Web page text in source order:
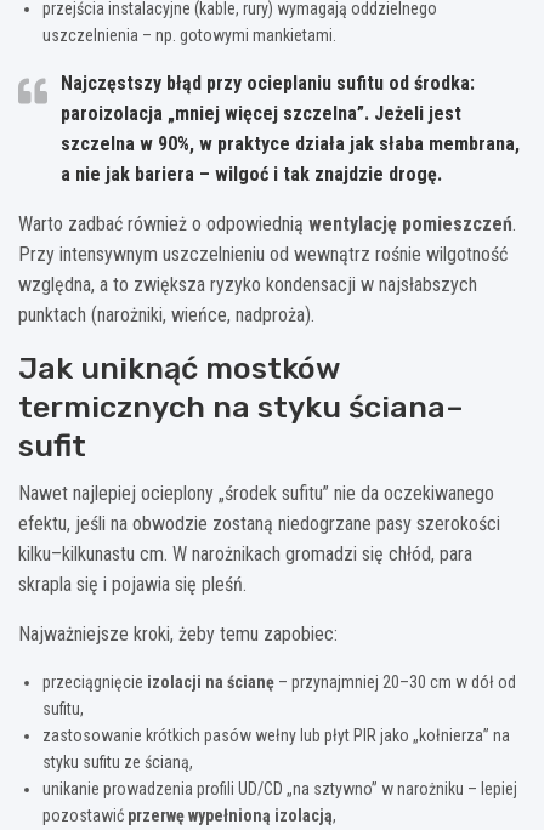
przejścia instalacyjne (kable, rury) wymagają oddzielnego
uszczelnienia – np. gotowymi mankietami.
Najczęstszy błąd przy ocieplaniu sufitu od środka:
paroizolacja „mniej więcej szczelna”. Jeżeli jest
szczelna w 90%, w praktyce działa jak słaba membrana,
a nie jak bariera – wilgoć i tak znajdzie drogę.
Warto zadbać również o odpowiednią wentylację pomieszczeń.
Przy intensywnym uszczelnieniu od wewnątrz rośnie wilgotność
względna, a to zwiększa ryzyko kondensacji w najsłabszych
punktach (narożniki, wieńce, nadproża).
Jak uniknąć mostków
termicznych na styku ściana–
sufit
Nawet najlepiej ocieplony „środek sufitu” nie da oczekiwanego
efektu, jeśli na obwodzie zostaną niedogrzane pasy szerokości
kilku–kilkunastu cm. W narożnikach gromadzi się chłód, para
skrapla się i pojawia się pleśń.
Najważniejsze kroki, żeby temu zapobiec:
przeciągnięcie izolacji na ścianę – przynajmniej 20–30 cm w dół od
sufitu,
zastosowanie krótkich pasów wełny lub płyt PIR jako „kołnierza” na
styku sufitu ze ścianą,
unikanie prowadzenia profili UD/CD „na sztywno” w narożniku – lepiej
pozostawić przerwę wypełnioną izolacją,